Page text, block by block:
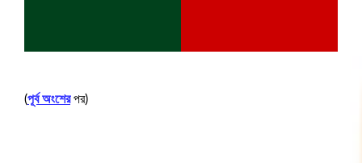
(পূর্ব অংশেরপর)